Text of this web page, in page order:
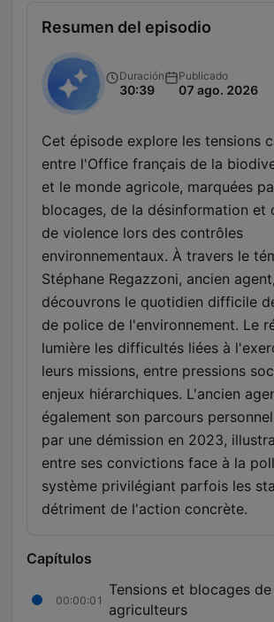
Resumen del episodio
Duración
30:39
Publicado
07 ago. 2026
Cet épisode explore les tensions
entre l'Office français de la
et le monde agricole, marquées
blocages, de la désinformation et
de violence lors des contrôles
environnementaux. À travers le
Stéphane Regazzoni, ancien
découvrons le quotidien difficile
de police de l'environnement. Le
lumière les difficultés liées à
leurs missions, entre pressions
enjeux hiérarchiques. L'ancien
également son parcours
par une démission en 2023,
entre ses convictions face à la
système privilégiant parfois les
détriment de l'action concrète.
Capítulos
00:00:01
Tensions et blocages
agriculteurs